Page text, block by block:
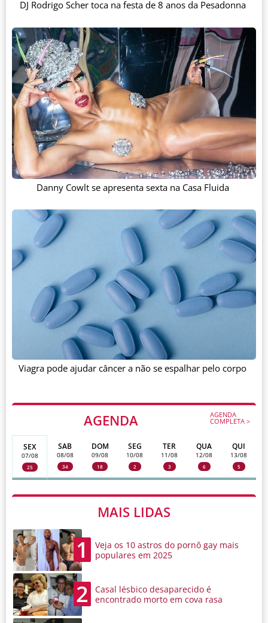
AGENDA AGENDA
COMPLETA >
SEX
07/08
25
SAB
08/08
34
DOM
09/08
18
SEG
10/08
2
TER
11/08
3
QUA
12/08
6
QUI
13/08
5
MAIS LIDAS
1
Veja os 10 astros do pornô gay mais
populares em 2025
2
Casal lésbico desaparecido é
encontrado morto em cova rasa
DJ Rodrigo Scher toca na festa de 8 anos da Pesadonna
Danny Cowlt se apresenta sexta na Casa Fluida
Viagra pode ajudar câncer a não se espalhar pelo corpo